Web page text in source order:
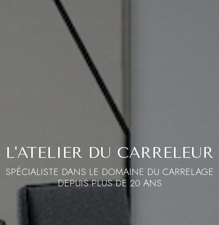
L'ATELIER DU CARRELEUR
SPÉCIALISTE DANS LE DOMAINE DU CARRELAGE
DEPUIS PLUS DE 20 ANS